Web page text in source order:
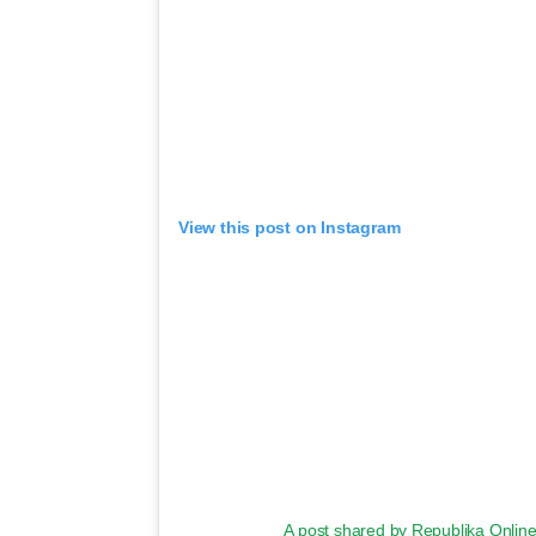
View this post on Instagram
A post shared by Republika